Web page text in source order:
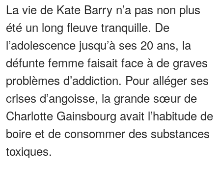
La vie de Kate Barry n’a pas non plus
été un long fleuve tranquille. De
l’adolescence jusqu’à ses 20 ans, la
défunte femme faisait face à de graves
problèmes d’addiction. Pour alléger ses
crises d’angoisse, la grande sœur de
Charlotte Gainsbourg avait l’habitude de
boire et de consommer des substances
toxiques.